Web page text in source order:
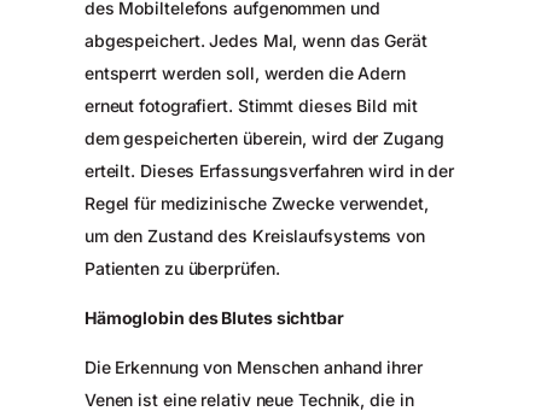
des Mobiltelefons aufgenommen und
abgespeichert. Jedes Mal, wenn das Gerät
entsperrt werden soll, werden die Adern
erneut fotografiert. Stimmt dieses Bild mit
dem gespeicherten überein, wird der Zugang
erteilt. Dieses Erfassungsverfahren wird in der
Regel für medizinische Zwecke verwendet,
um den Zustand des Kreislaufsystems von
Patienten zu überprüfen.
Hämoglobin des Blutes sichtbar
Die Erkennung von Menschen anhand ihrer
Venen ist eine relativ neue Technik, die in